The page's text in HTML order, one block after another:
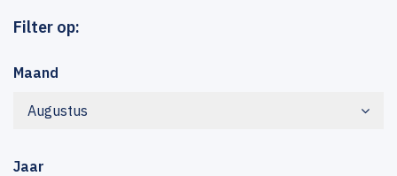
Filter op:
Maand
Augustus
Jaar